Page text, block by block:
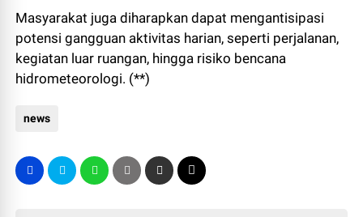
Masyarakat juga diharapkan dapat mengantisipasi
potensi gangguan aktivitas harian, seperti perjalanan,
kegiatan luar ruangan, hingga risiko bencana
hidrometeorologi. (**)
news